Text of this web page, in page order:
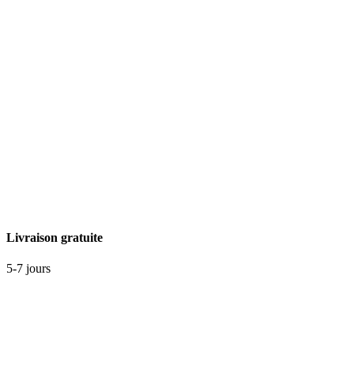
Livraison gratuite
5-7 jours